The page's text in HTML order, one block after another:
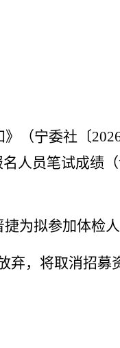
（宁委社〔
人员笔试成绩
为拟参加体检人
弃，将取消招募